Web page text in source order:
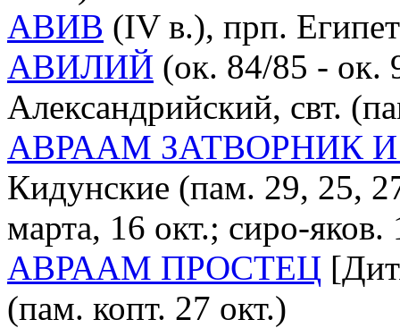
АВИВ (IV в.), прп.
АВИЛИЙ (ок. 84/85 - ок.
Александрийский, свт.
АВРААМ ЗАТВОРНИК
Кидунские (пам. 29, 25,
марта, 16 окт.; сиро-
АВРААМ ПРОСТЕЦ
(пам. копт. 27 окт.)